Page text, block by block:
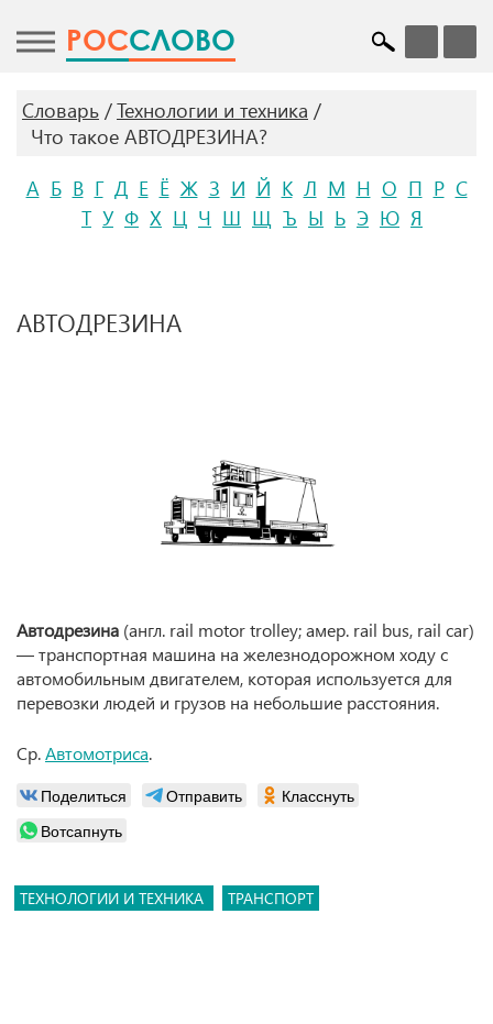
POCСЛОВО
Словарь
Технологии и техника
Что такое АВТОДРЕЗИНА?
А Б В Г Д Е Ё Ж З И Й К Л М Н О П Р С
Т У Ф Х Ц Ч Ш Щ Ъ Ы Ь Э Ю Я
АВТОДРЕЗИНА
Автодрезина (англ. rail motor trolley; амер. rail bus, rail car)
— транспортная машина на железнодорожном ходу с
автомобильным двигателем, которая используется для
перевозки людей и грузов на небольшие расстояния.
Ср.Автомотриса.
Поделиться Отправить
Класснуть
Вотсапнуть
ТЕХНОЛОГИИ И ТЕХНИКА ТРАНСПОРТ